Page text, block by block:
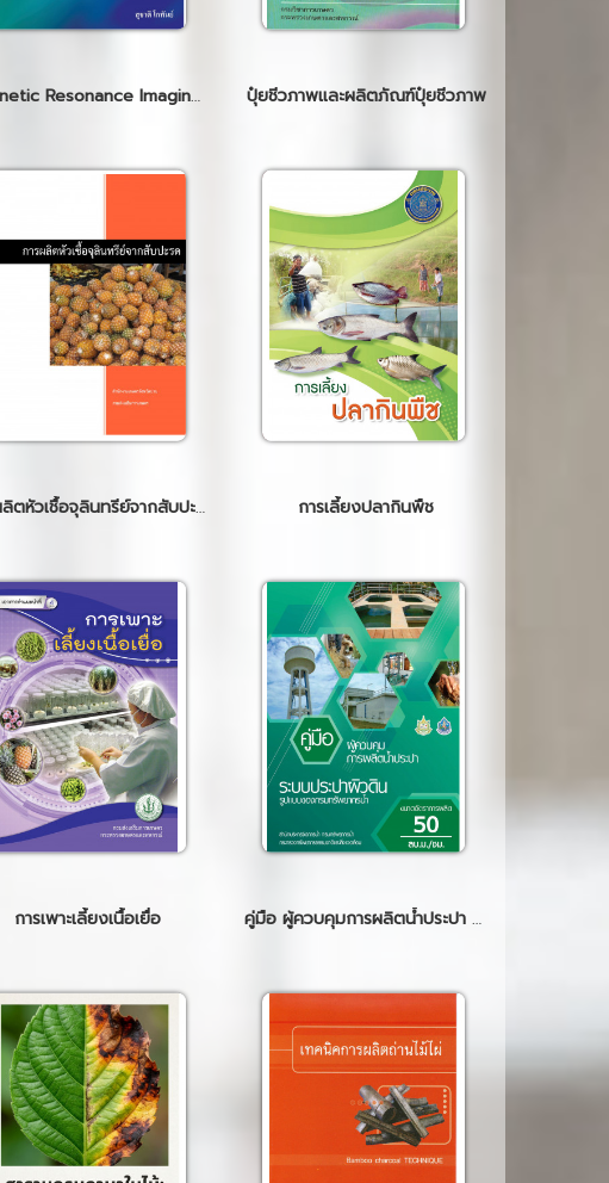
Magnetic Resonance Imaging (MRI) ปุ๋ยชีวภาพและผลิตภัณฑ์ปุ๋ยชีวภาพ
การผลิตหัวเชื้อจุลินทรีย์จากสับปะรด การเลี้ยงปลากินพืช
การเพาะเลี้ยงเนื้อเยื่อ คู่มือ ผู้ควบคุมการผลิตน้ำประปา ระบบประปาผิวดิน รูปแบบของกรมทรัพยาการน้ำ